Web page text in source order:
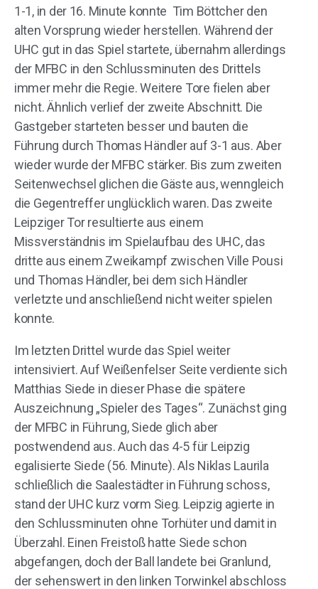
1-1, in der 16. Minute konnte Tim Böttcher den
alten Vorsprung wieder herstellen. Während der
UHC gut in das Spiel startete, übernahm allerdings
der MFBC in den Schlussminuten des Drittels
immer mehr die Regie. Weitere Tore fielen aber
nicht. Ähnlich verlief der zweite Abschnitt. Die
Gastgeber starteten besser und bauten die
Führung durch Thomas Händler auf 3-1 aus. Aber
wieder wurde der MFBC stärker. Bis zum zweiten
Seitenwechsel glichen die Gäste aus, wenngleich
die Gegentreffer unglücklich waren. Das zweite
Leipziger Tor resultierte aus einem
Missverständnis im Spielaufbau des UHC, das
dritte aus einem Zweikampf zwischen Ville Pousi
und Thomas Händler, bei dem sich Händler
verletzte und anschließend nicht weiter spielen
konnte.
Im letzten Drittel wurde das Spiel weiter
intensiviert. Auf Weißenfelser Seite verdiente sich
Matthias Siede in dieser Phase die spätere
Auszeichnung „Spieler des Tages“. Zunächst ging
der MFBC in Führung, Siede glich aber
postwendend aus. Auch das 4-5 für Leipzig
egalisierte Siede (56. Minute). Als Niklas Laurila
schließlich die Saalestädter in Führung schoss,
stand der UHC kurz vorm Sieg. Leipzig agierte in
den Schlussminuten ohne Torhüter und damit in
Überzahl. Einen Freistoß hatte Siede schon
abgefangen, doch der Ball landete bei Granlund,
der sehenswert in den linken Torwinkel abschloss